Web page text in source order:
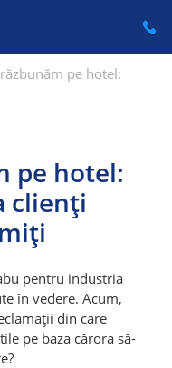
pe hotel:
pe hotel:
clienți
pentru industria
în vedere. Acum,
din care
pe baza cărora să-